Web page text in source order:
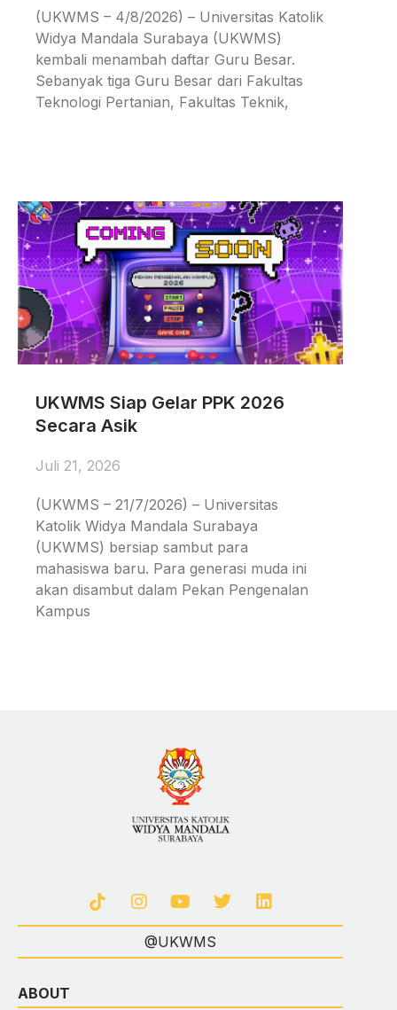
(UKWMS – 4/8/2026) – Universitas Katolik
Widya Mandala Surabaya (UKWMS)
kembali menambah daftar Guru Besar.
Sebanyak tiga Guru Besar dari Fakultas
Teknologi Pertanian, Fakultas Teknik,
UKWMS Siap Gelar PPK 2026
Secara Asik
Juli 21, 2026
(UKWMS – 21/7/2026) – Universitas
Katolik Widya Mandala Surabaya
(UKWMS) bersiap sambut para
mahasiswa baru. Para generasi muda ini
akan disambut dalam Pekan Pengenalan
Kampus
@UKWMS
ABOUT